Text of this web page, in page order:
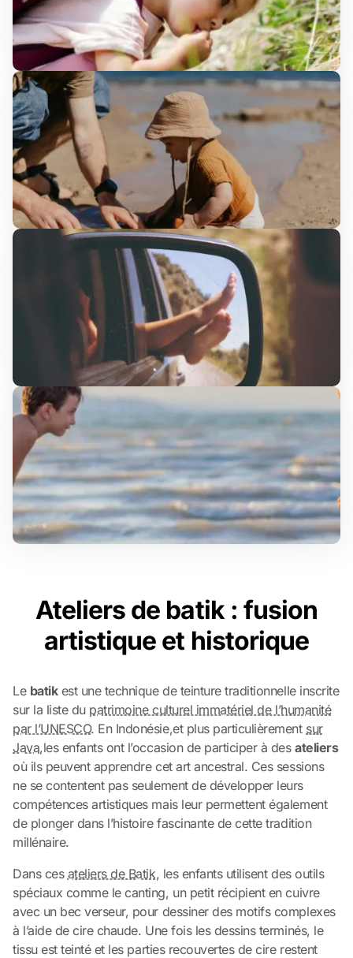
Ateliers de batik : fusion
artistique et historique
Le batikest une technique de teinture traditionnelle inscrite
sur la liste du patrimoine culturel immatériel de l’humanité
par l’UNESCO. En Indonésie,et plus particulièrement sur
Java,les enfants ont l’occasion de participer à desateliers
où ils peuvent apprendre cet art ancestral. Ces sessions
ne se contentent pas seulement de développer leurs
compétences artistiques mais leur permettent également
de plonger dans l’histoire fascinante de cette tradition
millénaire.
Dans ces ateliers de Batik, les enfants utilisent des outils
spéciaux comme lecanting, un petit récipient en cuivre
avec un bec verseur, pour dessiner des motifs complexes
à l’aide de cire chaude. Une fois les dessins terminés, le
tissu est teinté et les parties recouvertes de cire restent